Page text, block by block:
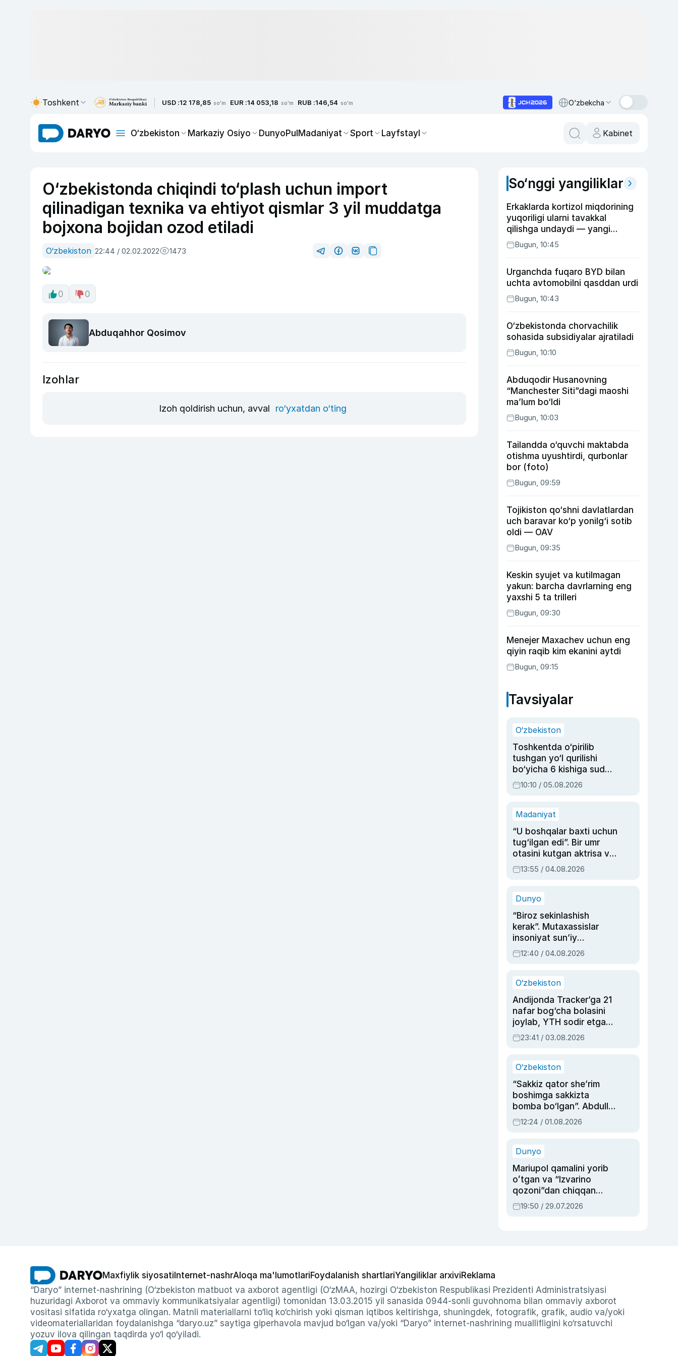
Toshkent USD :12 178,85 so'm EUR :14 053,18 so'm RUB :146,54 so'm O‘zbekcha
O‘zbekiston Markaziy Osiyo DunyoPulMadaniyat Sport Layfstayl Kabinet
O‘zbekistonda chiqindi to‘plash uchun import
qilinadigan texnika va ehtiyot qismlar 3 yil muddatga
bojxona bojidan ozod etiladi
O‘zbekiston 22:44 / 02.02.2022 1473
0 0
Abduqahhor Qosimov
Izohlar
Izoh qoldirish uchun, avval ro‘yxatdan o‘ting
So‘nggi yangiliklar
Erkaklarda kortizol miqdorining
yuqoriligi ularni tavakkal
qilishga undaydi — yangi
tadqiqot
Bugun, 10:45
Urganchda fuqaro BYD bilan
uchta avtomobilni qasddan urdi
Bugun, 10:43
O‘zbekistonda chorvachilik
sohasida subsidiyalar ajratiladi
Bugun, 10:10
Abduqodir Husanovning
“Manchester Siti”dagi maoshi
ma’lum bo‘ldi
Bugun, 10:03
Tailandda o‘quvchi maktabda
otishma uyushtirdi, qurbonlar
bor (foto)
Bugun, 09:59
Tojikiston qo‘shni davlatlardan
uch baravar ko‘p yonilg‘i sotib
oldi — OAV
Bugun, 09:35
Keskin syujet va kutilmagan
yakun: barcha davrlarning eng
yaxshi 5 ta trilleri
Bugun, 09:30
Menejer Maxachev uchun eng
qiyin raqib kim ekanini aytdi
Bugun, 09:15
Tavsiyalar
O‘zbekiston
Toshkentda o‘pirilib
tushgan yo‘l qurilishi
bo‘yicha 6 kishiga sud
hukmi o‘qildi
10:10 / 05.08.2026
Madaniyat
“U boshqalar baxti uchun
tug‘ilgan edi”. Bir umr
otasini kutgan aktrisa va
dublyaj ustasi Rimma
Ahmedovaning
13:55 / 04.08.2026
Dunyo
“Biroz sekinlashish
kerak”. Mutaxassislar
insoniyat sun’iy
intellektni boshqara
olmay qolishidan xavotir
12:40 / 04.08.2026
O‘zbekiston
Andijonda Tracker’ga 21
nafar bog‘cha bolasini
joylab, YTH sodir etgan
ayolga sud hukmi o‘qildi
23:41 / 03.08.2026
O‘zbekiston
“Sakkiz qator she’rim
boshimga sakkizta
bomba bo‘lgan”. Abdulla
Oripovni siyosiy
ayblovlardan asrab
12:24 / 01.08.2026
Dunyo
Mariupol qamalini yorib
oʻtgan va “Izvarino
qozoni”dan chiqqan
qahramon — Ukraina
armiyasi bosh
19:50 / 29.07.2026
Maxfiylik siyosati Internet-nashrAloqa ma'lumotlariFoydalanish shartlariYangiliklar arxiviReklama
“Daryo” internet-nashrining (O‘zbekiston matbuot va axborot agentligi (O‘zMAA, hozirgi O‘zbekiston Respublikasi Prezidenti Administratsiyasi
huzuridagi Axborot va ommaviy kommunikatsiyalar agentligi) tomonidan 13.03.2015 yil sanasida 0944-sonli guvohnoma bilan ommaviy axborot
vositasi sifatida ro‘yxatga olingan. Matnli materiallarni to‘liq ko‘chirish yoki qisman iqtibos keltirishga, shuningdek, fotografik, grafik, audio va/yoki
videomateriallaridan foydalanishga “daryo.uz” saytiga giperhavola mavjud bo‘lgan va/yoki “Daryo” internet-nashrining muallifligini ko‘rsatuvchi
yozuv ilova qilingan taqdirda yo‘l qo‘yiladi.